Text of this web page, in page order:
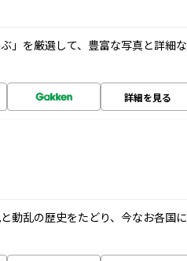
」を厳選して、豊富な写真と詳細な
詳細を見る
動乱の歴史をたどり、今なお各国に